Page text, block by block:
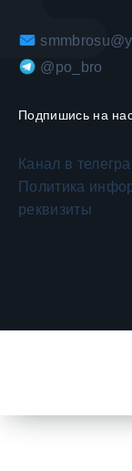
@po_bro
Подпишись на
Канал в
Политика
реквизиты